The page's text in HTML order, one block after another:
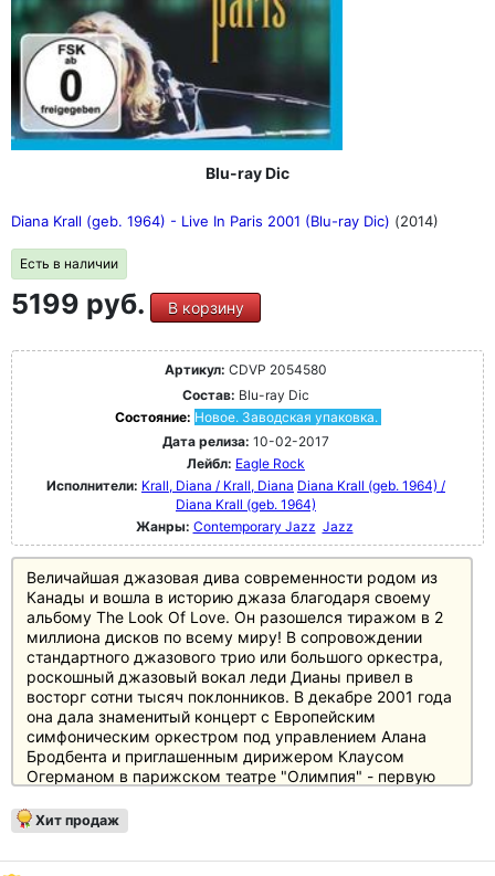
Blu-ray Dic
Diana Krall (geb. 1964) - Live In Paris 2001 (Blu-ray Dic) (2014)
Есть в наличии
5199 руб. В корзину
Артикул: CDVP 2054580
Состав: Blu-ray Dic
Состояние: Новое. Заводская упаковка.
Дата релиза: 10-02-2017
Лейбл: Eagle Rock
Исполнители: Krall, Diana / Krall, Diana Diana Krall (geb. 1964) /
Diana Krall (geb. 1964)
Жанры: Contemporary Jazz Jazz
Величайшая джазовая дива современности родом из
Канады и вошла в историю джаза благодаря своему
альбому The Look Of Love. Он разошелся тиражом в 2
миллиона дисков по всему миру! В сопровождении
стандартного джазового трио или большого оркестра,
роскошный джазовый вокал леди Дианы привел в
восторг сотни тысяч поклонников. В декабре 2001 года
она дала знаменитый концерт с Европейским
симфоническим оркестром под управлением Алана
Бродбента и приглашенным дирижером Клаусом
Огерманом в парижском театре "Олимпия" - первую
вокалистки!
альбом "Live In Paris" был записан в Париже в 2001
Хит продаж